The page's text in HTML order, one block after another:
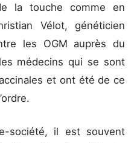
la touche comme en
Vélot, généticien
les OGM auprès du
médecins qui se sont
et ont été de ce
société, il est souvent